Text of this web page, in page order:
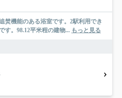
焚機能のある浴室です。2駅利用でき
す。98.12平米程の建物... もっと見る